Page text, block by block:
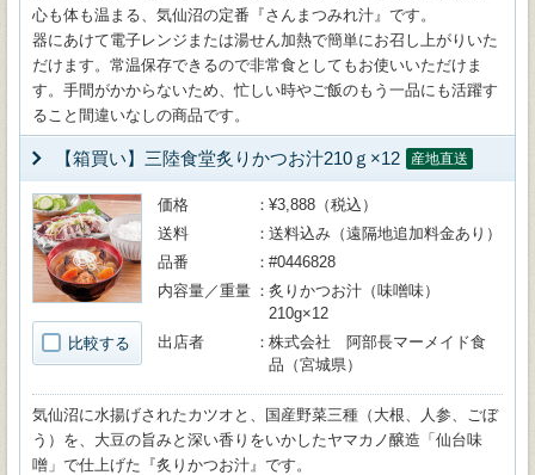
心も体も温まる、気仙沼の定番『さんまつみれ汁』です。
器にあけて電子レンジまたは湯せん加熱で簡単にお召し上がりいた
だけます。常温保存できるので非常食としてもお使いいただけま
す。手間がかからないため、忙しい時やご飯のもう一品にも活躍す
ること間違いなしの商品です。
【箱買い】三陸食堂炙りかつお汁210ｇ×12 産地直送
比較する
価格
¥3,888（税込）
送料
送料込み（遠隔地追加料金あり）
品番
#0446828
内容量／重量
炙りかつお汁（味噌味）
210g×12
出店者
株式会社 阿部長マーメイド食
品（宮城県）
気仙沼に水揚げされたカツオと、国産野菜三種（大根、人参、ごぼ
う）を、大豆の旨みと深い香りをいかしたヤマカノ醸造「仙台味
噌」で仕上げた『炙りかつお汁』です。